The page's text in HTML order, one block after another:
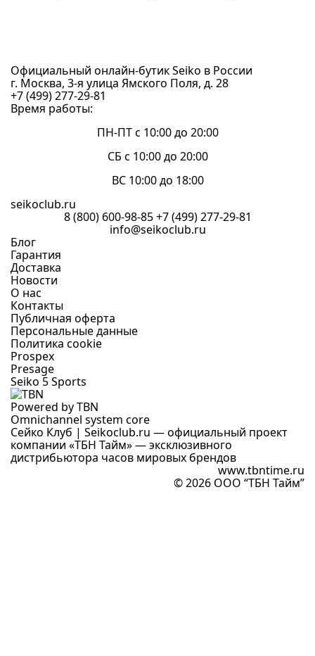
Официальный онлайн-бутик Seiko в России
г. Москва, 3-я улица Ямского Поля, д. 28
+7 (499) 277-29-81
Время работы:
ПН-ПТ с 10:00 до 20:00
СБ с 10:00 до 20:00
ВС 10:00 до 18:00
seikoclub.ru
8 (800) 600-98-85 +7 (499) 277-29-81
info@seikoclub.ru
Блог
Гарантия
Доставка
Новости
О нас
Контакты
Публичная оферта
Персональные данные
Политика cookie
Prospex
Presage
Seiko 5 Sports
Powered by TBN
Omnichannel system core
Сейко Клуб | Seikoclub.ru — официальный проект
компании «ТБН Тайм» — эксклюзивного
дистрибьютора часов мировых брендов
www.tbntime.ru
© 2026 ООО “ТБН Тайм”